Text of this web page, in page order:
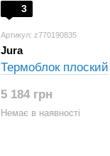
3
Артикул: z770190835
Jura
Термоблок плоский
5 184 грн
Немає в наявності